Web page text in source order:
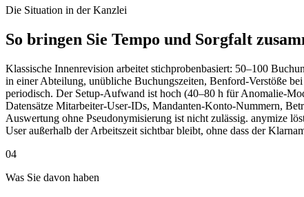
Die Situation in der Kanzlei
So bringen Sie Tempo und Sorgfalt
Klassische Innenrevision arbeitet stichprobenbasiert: 50–100
in einer Abteilung, unübliche Buchungszeiten, Benford-Verstöße
periodisch. Der Setup-Aufwand ist hoch (40–80 h für Anomalie-
Datensätze Mitarbeiter-User-IDs, Mandanten-Konto-Nummern,
Auswertung ohne Pseudonymisierung ist nicht zulässig. anymize
User außerhalb der Arbeitszeit sichtbar bleibt, ohne dass der
04
Was Sie davon haben